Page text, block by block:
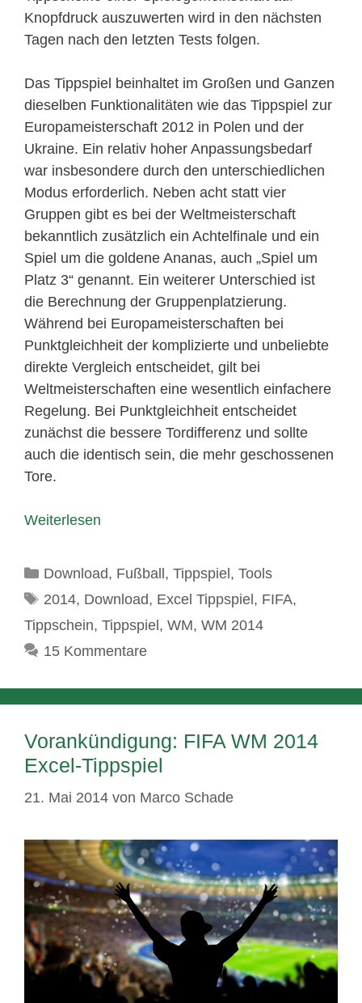
Knopfdruck auszuwerten wird in den nächsten
Tagen nach den letzten Tests folgen.
Das Tippspiel beinhaltet im Großen und Ganzen
dieselben Funktionalitäten wie das Tippspiel zur
Europameisterschaft 2012 in Polen und der
Ukraine. Ein relativ hoher Anpassungsbedarf
war insbesondere durch den unterschiedlichen
Modus erforderlich. Neben acht statt vier
Gruppen gibt es bei der Weltmeisterschaft
bekanntlich zusätzlich ein Achtelfinale und ein
Spiel um die goldene Ananas, auch „Spiel um
Platz 3“ genannt. Ein weiterer Unterschied ist
die Berechnung der Gruppenplatzierung.
Während bei Europameisterschaften bei
Punktgleichheit der komplizierte und unbeliebte
direkte Vergleich entscheidet, gilt bei
Weltmeisterschaften eine wesentlich einfachere
Regelung. Bei Punktgleichheit entscheidet
zunächst die bessere Tordifferenz und sollte
auch die identisch sein, die mehr geschossenen
Tore.
Weiterlesen
Kategorien
Download, Fußball, Tippspiel, Tools
Schlagwörter
2014, Download, Excel Tippspiel, FIFA,
Tippschein, Tippspiel, WM, WM 2014
15 Kommentare
Vorankündigung: FIFA WM 2014
Excel-Tippspiel
21. Mai 2014 von Marco Schade